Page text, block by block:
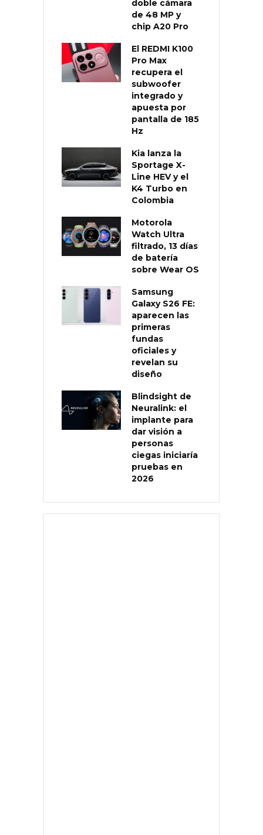
doble cámara
de 48 MP y
chip A20 Pro
El REDMI K100
Pro Max
recupera el
subwoofer
integrado y
apuesta por
pantalla de 185
Hz
Kia lanza la
Sportage X-
Line HEV y el
K4 Turbo en
Colombia
Motorola
Watch Ultra
filtrado, 13 días
de batería
sobre Wear OS
Samsung
Galaxy S26 FE:
aparecen las
primeras
fundas
oficiales y
revelan su
diseño
Blindsight de
Neuralink: el
implante para
dar visión a
personas
ciegas iniciaría
pruebas en
2026